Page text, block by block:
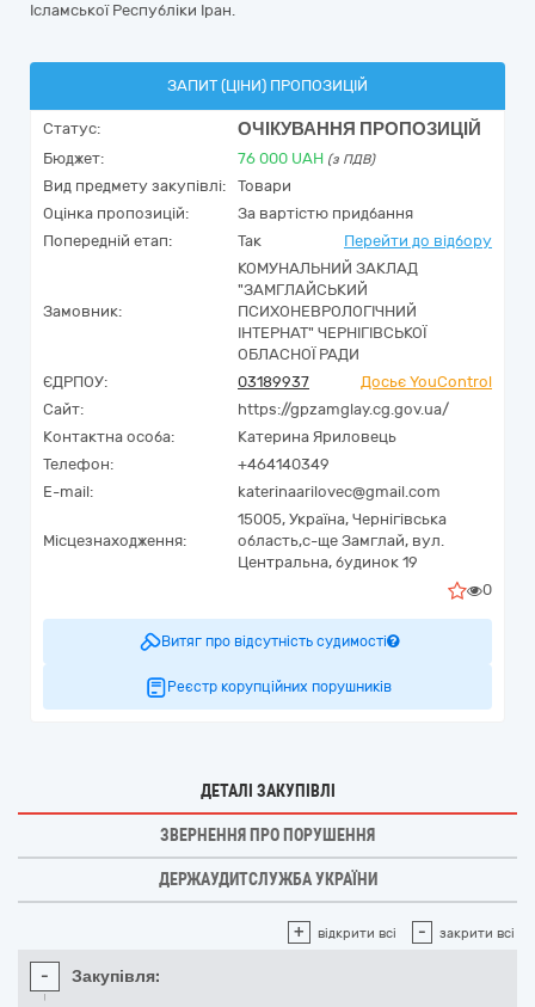
Ісламської Республіки Іран.
ЗАПИТ (ЦІНИ) ПРОПОЗИЦІЙ
Статус: ОЧІКУВАННЯ ПРОПОЗИЦІЙ
Бюджет: 76 000 UAH (з ПДВ)
Вид предмету закупівлі:
Товари
Оцінка пропозицій:
За вартістю придбання
Попередній етап:
Так Перейти до відбору
Замовник:
КОМУНАЛЬНИЙ ЗАКЛАД
"ЗАМГЛАЙСЬКИЙ
ПСИХОНЕВРОЛОГІЧНИЙ
ІНТЕРНАТ" ЧЕРНІГІВСЬКОЇ
ОБЛАСНОЇ РАДИ
ЄДРПОУ:
03189937
Досьє YouControl
Сайт:
https://gpzamglay.cg.gov.ua/
Контактна особа:
Катерина Яриловець
Телефон:
+464140349
E-mail:
katerinaarilovec@gmail.com
Місцезнаходження:
15005, Україна, Чернігівська
область,с-ще Замглай, вул.
Центральна, будинок 19
0
Витяг про відсутність судимості
Реєстр корупційних порушників
ДЕТАЛІ ЗАКУПІВЛІ
ЗВЕРНЕННЯ ПРО ПОРУШЕННЯ
ДЕРЖАУДИТСЛУЖБА УКРАЇНИ
+ відкрити всі - закрити всі
- Закупівля: